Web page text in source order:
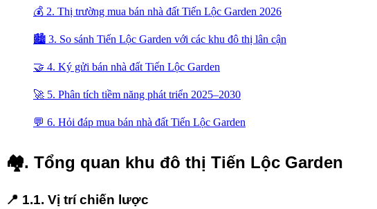
💰 2. Thị trường mua bán nhà đất Tiến Lộc Garden 2026
🏙️ 3. So sánh Tiến Lộc Garden với các khu đô thị lân cận
🤝 4. Ký gửi bán nhà đất Tiến Lộc Garden
🚀 5. Phân tích tiềm năng phát triển 2025–2030
💬 6. Hỏi đáp mua bán nhà đất Tiến Lộc Garden
🏘️. Tổng quan khu đô thị Tiến Lộc Garden
📍 1.1. Vị trí chiến lược